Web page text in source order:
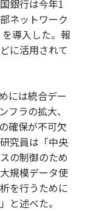
銀行は今年1
ネットワーク
導入した。報
に活用されて
には統合デー
フラの拡大、
確保が不可欠
究員は「中央
の制御のため
規模データ使
を行うために
と述べた。